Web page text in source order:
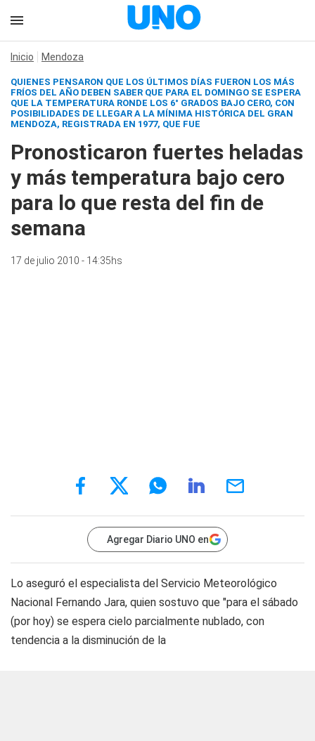
Inicio Mendoza
QUIENES PENSARON QUE LOS ÚLTIMOS DÍAS FUERON LOS MÁS
FRÍOS DEL AÑO DEBEN SABER QUE PARA EL DOMINGO SE ESPERA
QUE LA TEMPERATURA RONDE LOS 6° GRADOS BAJO CERO, CON
POSIBILIDADES DE LLEGAR A LA MÍNIMA HISTÓRICA DEL GRAN
MENDOZA, REGISTRADA EN 1977, QUE FUE
Pronosticaron fuertes heladas
y más temperatura bajo cero
para lo que resta del fin de
semana
17 de julio 2010 - 14:35hs
Agregar Diario UNO en
Lo aseguró el especialista del Servicio Meteorológico
Nacional Fernando Jara, quien sostuvo que "para el sábado
(por hoy) se espera cielo parcialmente nublado, con
tendencia a la disminución de la